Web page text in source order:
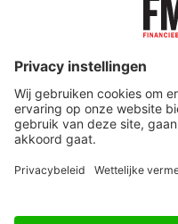
Werken bij ons
Privacy Statement
Algemene Voorwaarden